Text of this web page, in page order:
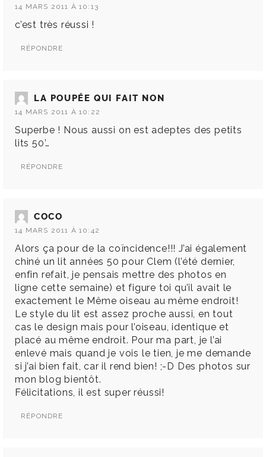
14 MARS 2011 À 10:13
c’est très réussi !
RÉPONDRE
LA POUPÉE QUI FAIT NON
14 MARS 2011 À 10:22
Superbe ! Nous aussi on est adeptes des petits
lits 50’…
RÉPONDRE
COCO
14 MARS 2011 À 10:42
Alors ça pour de la coïncidence!!! J’ai également
chiné un lit années 50 pour Clem (l’été dernier,
enfin refait, je pensais mettre des photos en
ligne cette semaine) et figure toi qu’il avait le
exactement le Même oiseau au même endroit!
Le style du lit est assez proche aussi, en tout
cas le design mais pour l’oiseau, identique et
placé au même endroit. Pour ma part, je l’ai
enlevé mais quand je vois le tien, je me demande
si j’ai bien fait, car il rend bien! ;-D Des photos sur
mon blog bientôt.
Félicitations, il est super réussi!
RÉPONDRE